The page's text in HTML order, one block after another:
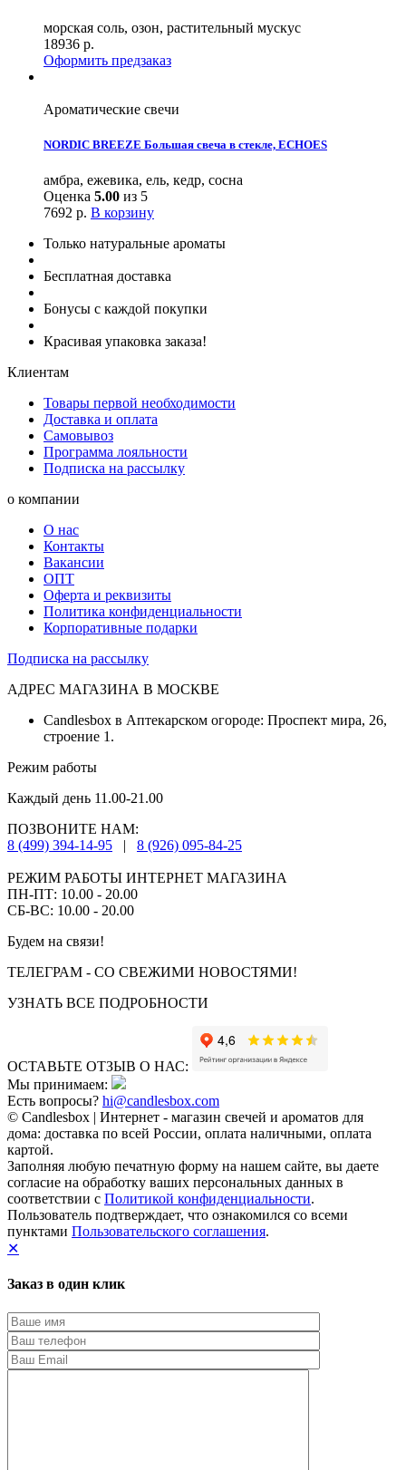
морская соль, озон, растительный мускус
18936 р.
Оформить предзаказ
Ароматические свечи
NORDIC BREEZE Большая свеча в стекле, ECHOES
амбра, ежевика, ель, кедр, сосна
Оценка 5.00 из 5
7692 р. В корзину
Только натуральные ароматы
Бесплатная доставка
Бонусы с каждой покупки
Красивая упаковка заказа!
Клиентам
Товары первой необходимости
Доставка и оплата
Самовывоз
Программа лояльности
Подписка на рассылку
о компании
О нас
Контакты
Вакансии
ОПТ
Оферта и реквизиты
Политика конфиденциальности
Корпоративные подарки
Подписка на рассылку
АДРЕС МАГАЗИНА В МОСКВЕ
Candlesbox в Аптекарском огороде: Проспект мира, 26,
строение 1.
Режим работы
Каждый день 11.00-21.00
ПОЗВОНИТЕ НАМ:
8 (499) 394-14-95
| 8 (926) 095-84-25
РЕЖИМ РАБОТЫ ИНТЕРНЕТ МАГАЗИНА
ПН-ПТ: 10.00 - 20.00
СБ-ВС: 10.00 - 20.00
Будем на связи!
ТЕЛЕГРАМ - СО СВЕЖИМИ НОВОСТЯМИ!
УЗНАТЬ ВСЕ ПОДРОБНОСТИ
ОСТАВЬТЕ ОТЗЫВ О НАС:
Мы принимаем:
Есть вопросы? hi@candlesbox.com
© Candlesbox | Интернет - магазин свечей и ароматов для
дома: доставка по всей России, оплата наличными, оплата
картой.
Заполняя любую печатную форму на нашем сайте, вы даете
согласие на обработку ваших персональных данных в
соответствии с Политикой конфиденциальности.
Пользователь подтверждает, что ознакомился со всеми
пунктами Пользовательского соглашения.
✕
Заказ в один клик